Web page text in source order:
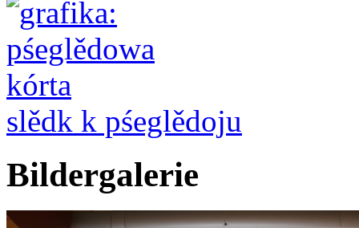
slědk k pśeglědoju
Bildergalerie